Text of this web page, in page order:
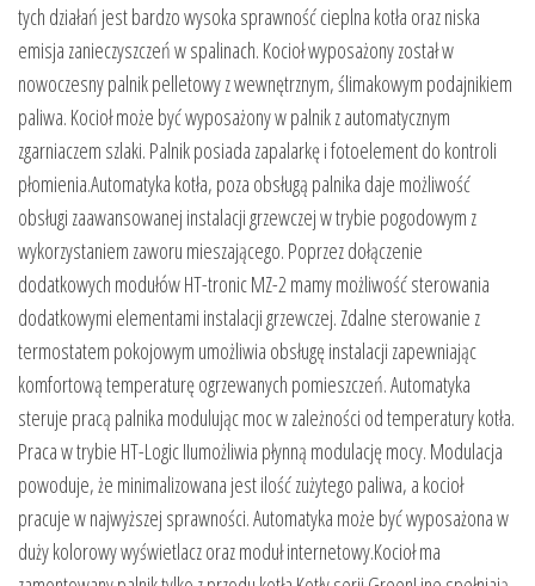
tych działań jest bardzo wysoka sprawność cieplna kotła oraz niska
emisja zanieczyszczeń w spalinach. Kocioł wyposażony został w
nowoczesny palnik pelletowy z wewnętrznym, ślimakowym podajnikiem
paliwa. Kocioł może być wyposażony w palnik z automatycznym
zgarniaczem szlaki. Palnik posiada zapalarkę i fotoelement do kontroli
płomienia.Automatyka kotła, poza obsługą palnika daje możliwość
obsługi zaawansowanej instalacji grzewczej w trybie pogodowym z
wykorzystaniem zaworu mieszającego. Poprzez dołączenie
dodatkowych modułów HT-tronic MZ-2 mamy możliwość sterowania
dodatkowymi elementami instalacji grzewczej. Zdalne sterowanie z
termostatem pokojowym umożliwia obsługę instalacji zapewniając
komfortową temperaturę ogrzewanych pomieszczeń. Automatyka
steruje pracą palnika modulując moc w zależności od temperatury kotła.
Praca w trybie HT-Logic IIumożliwia płynną modulację mocy. Modulacja
powoduje, że minimalizowana jest ilość zużytego paliwa, a kocioł
pracuje w najwyższej sprawności. Automatyka może być wyposażona w
duży kolorowy wyświetlacz oraz moduł internetowy.Kocioł ma